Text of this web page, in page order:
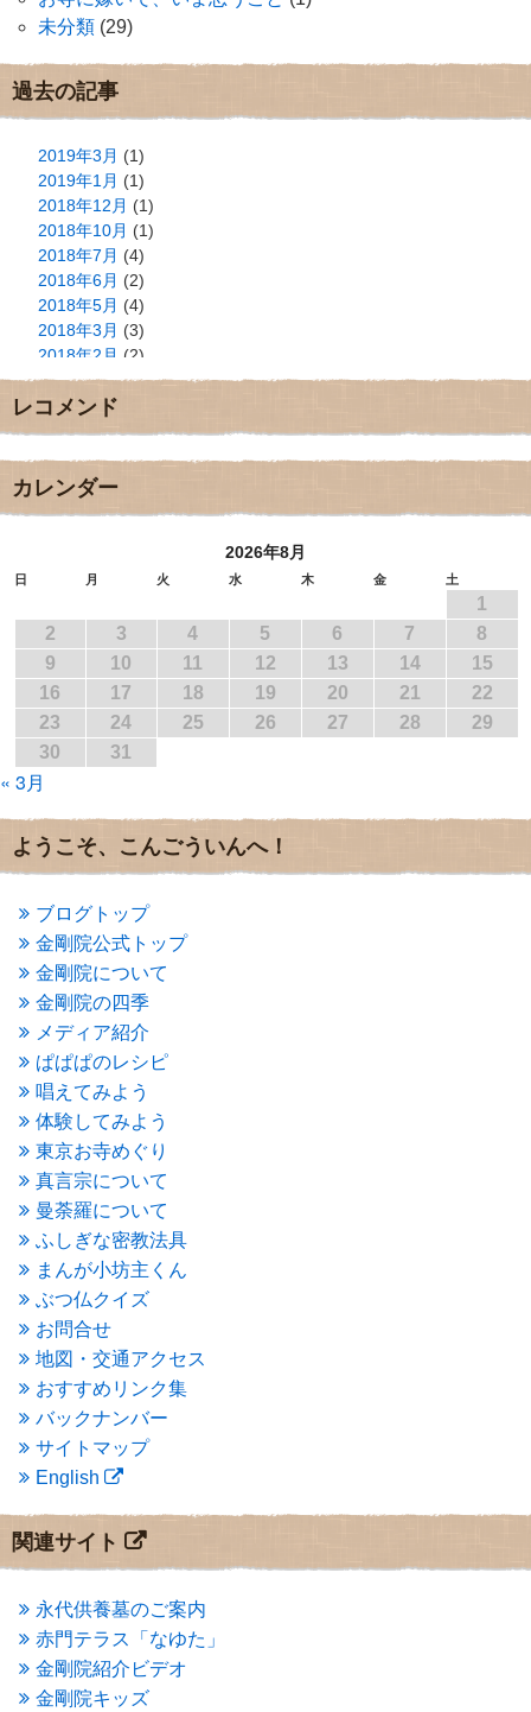
未分類 (29)
過去の記事
2019年3月 (1)
2019年1月 (1)
2018年12月 (1)
2018年10月 (1)
2018年7月 (4)
2018年6月 (2)
2018年5月 (4)
2018年3月 (3)
2018年2月 (2)
2018年1月(2)
2017年12月
2017年11月(3)
2017年9月
2017年8月
2017年5月
2017年3月(1)
2017年2月(1)
2017年1月(2)
2016年12月(4)
2016年11月(3)
2016年10月(1)
2016年9月
2016年6月
(2)
2016年5月(3)
2016年4月
(4)
2016年3月(4)
2016年2月(5)
2016年1月(3)
2015年12月(6)
2015年11月(4)
2015年10月
(4)
2015年9月
(3)
2015年8月(4)
2015年7月(4)
2015年6月(3)
2015年5月(1)
2015年4月(1)
(3)
2015年2月(3)
2015年1月(1)
2014年12月 (2)
2014年9月
2014年5月(1)
2014年4月 (4)
2014年1月 (1)
2013年11月(4)
2013年10月 (2)
2013年9月(4)
2013年7月
(7)
2013年6月 (6)
2013年5月(13)
2013年4月(1)
2013年3月
(4)
2013年2月(6)
2013年1月(6)
2012年12月(7)
レコメンド
カレンダー
2026年8月
日 月 火 水 木 金 土
1
2
3 4 5 6 7
8
9
10 11 12 13 14
15
16
17 18 19 20 21
22
23
24 25 26 27 28
29
30
31
« 3月
ようこそ、こんごういんへ！
ブログトップ
金剛院公式トップ
金剛院について
金剛院の四季
メディア紹介
ぱぱぱのレシピ
唱えてみよう
体験してみよう
東京お寺めぐり
真言宗について
曼荼羅について
ふしぎな密教法具
まんが小坊主くん
ぶつ仏クイズ
お問合せ
地図・交通アクセス
おすすめリンク集
バックナンバー
サイトマップ
English
関連サイト
永代供養墓のご案内
赤門テラス「なゆた」
金剛院紹介ビデオ
金剛院キッズ